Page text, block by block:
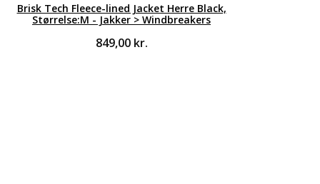
Brisk Tech Fleece-lined Jacket Herre Black,
Størrelse:M - Jakker > Windbreakers
849,00 kr.